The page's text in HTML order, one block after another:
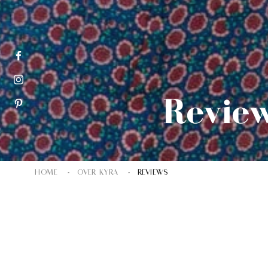
HOME OVER KYRA REVIEWS